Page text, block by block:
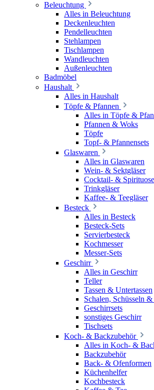
Beleuchtung
Alles in Beleuchtung
Deckenleuchten
Pendelleuchten
Stehlampen
Tischlampen
Wandleuchten
Außenleuchten
Badmöbel
Haushalt
Alles in Haushalt
Töpfe & Pfannen
Alles in Töpfe &
Pfannen & Woks
Töpfe
Topf- & Pfannensets
Glaswaren
Alles in Glaswaren
Wein- & Sektgläser
Cocktail- &
Trinkgläser
Kaffee- & Teegläser
Besteck
Alles in Besteck
Besteck-Sets
Servierbesteck
Kochmesser
Messer-Sets
Geschirr
Alles in Geschirr
Teller
Tassen & Untertassen
Schalen, Schüsseln
Geschirrsets
sonstiges Geschirr
Tischsets
Koch- & Backzubehör
Alles in Koch- &
Backzubehör
Back- & Ofenformen
Küchenhelfer
Kochbesteck